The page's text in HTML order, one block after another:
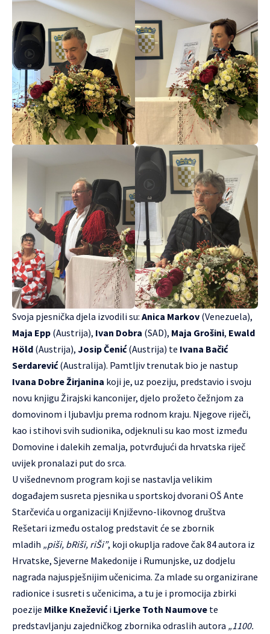
Svoja pjesnička djela izvodili su: Anica Markov (Venezuela),
Maja Epp (Austrija), Ivan Dobra (SAD), Maja Grošini, Ewald
Höld (Austrija), Josip Čenić(Austrija) te Ivana Bačić
Serdarević(Australija). Pamtljiv trenutak bio je nastup
Ivana Dobre Žirjanina koji je, uz poeziju, predstavio i svoju
novu knjigu Žirajski kanconijer, djelo prožeto čežnjom za
domovinom i ljubavlju prema rodnom kraju. Njegove riječi,
kao i stihovi svih sudionika, odjeknuli su kao most između
Domovine i dalekih zemalja, potvrđujući da hrvatska riječ
uvijek pronalazi put do srca.
U višednevnom program koji se nastavlja velikim
događajem susreta pjesnika u sportskoj dvorani OŠ Ante
Starčevića u organizaciji Književno-likovnog društva
Rešetari između ostalog predstavit će se zbornik
mladih „piši, bRiši, riŠi”, koji okuplja radove čak 84 autora iz
Hrvatske, Sjeverne Makedonije i Rumunjske, uz dodjelu
nagrada najuspješnijim učenicima. Za mlade su organizirane
radionice i susreti s učenicima, a tu je i promocija zbirki
poezije Milke Kneževići Ljerke Toth Naumove te
predstavljanju zajedničkog zbornika odraslih autora „1100.